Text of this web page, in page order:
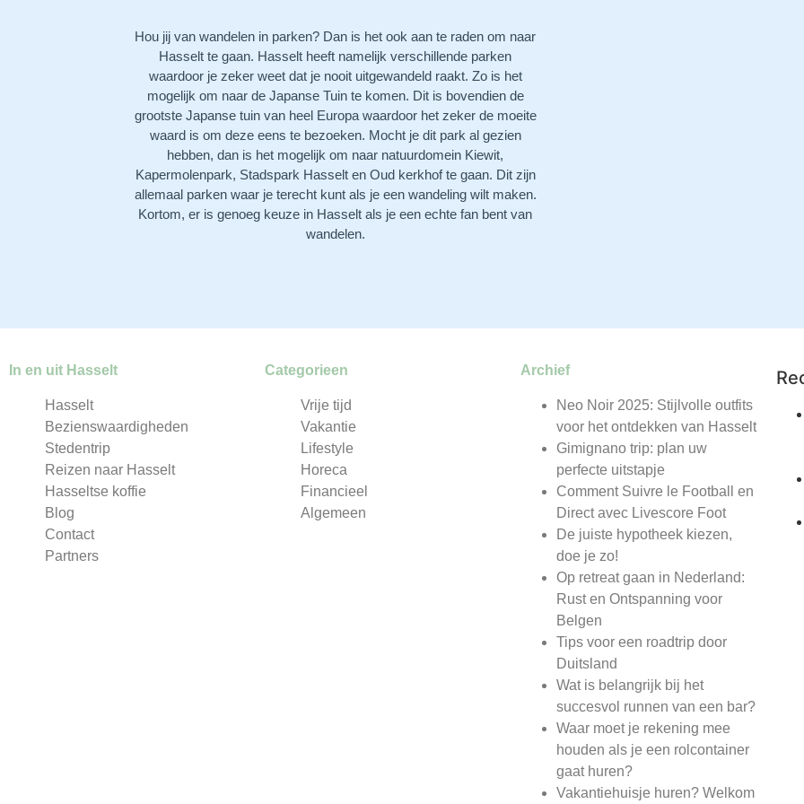
Hou jij van wandelen in parken? Dan is het ook aan te raden om naar
Hasselt te gaan. Hasselt heeft namelijk verschillende parken
waardoor je zeker weet dat je nooit uitgewandeld raakt. Zo is het
mogelijk om naar de Japanse Tuin te komen. Dit is bovendien de
grootste Japanse tuin van heel Europa waardoor het zeker de moeite
waard is om deze eens te bezoeken. Mocht je dit park al gezien
hebben, dan is het mogelijk om naar natuurdomein Kiewit,
Kapermolenpark, Stadspark Hasselt en Oud kerkhof te gaan. Dit zijn
allemaal parken waar je terecht kunt als je een wandeling wilt maken.
Kortom, er is genoeg keuze in Hasselt als je een echte fan bent van
wandelen.
In en uit Hasselt
Hasselt
Bezienswaardigheden
Stedentrip
Reizen naar Hasselt
Hasseltse koffie
Blog
Contact
Partners
Categorieen
Vrije tijd
Vakantie
Lifestyle
Horeca
Financieel
Algemeen
Archief
Neo Noir 2025: Stijlvolle outfits
voor het ontdekken van Hasselt
Gimignano trip: plan uw
perfecte uitstapje
Comment Suivre le Football en
Direct avec Livescore Foot
De juiste hypotheek kiezen,
doe je zo!
Op retreat gaan in Nederland:
Rust en Ontspanning voor
Belgen
Tips voor een roadtrip door
Duitsland
Wat is belangrijk bij het
succesvol runnen van een bar?
Waar moet je rekening mee
houden als je een rolcontainer
gaat huren?
Vakantiehuisje huren? Welkom